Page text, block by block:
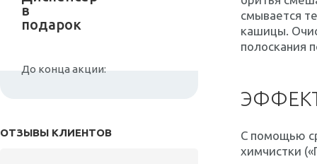
в
подарок
До конца акции:
ОТЗЫВЫ КЛИЕНТОВ
смывается
кашицы.
полоскания
С помощью
химчистки